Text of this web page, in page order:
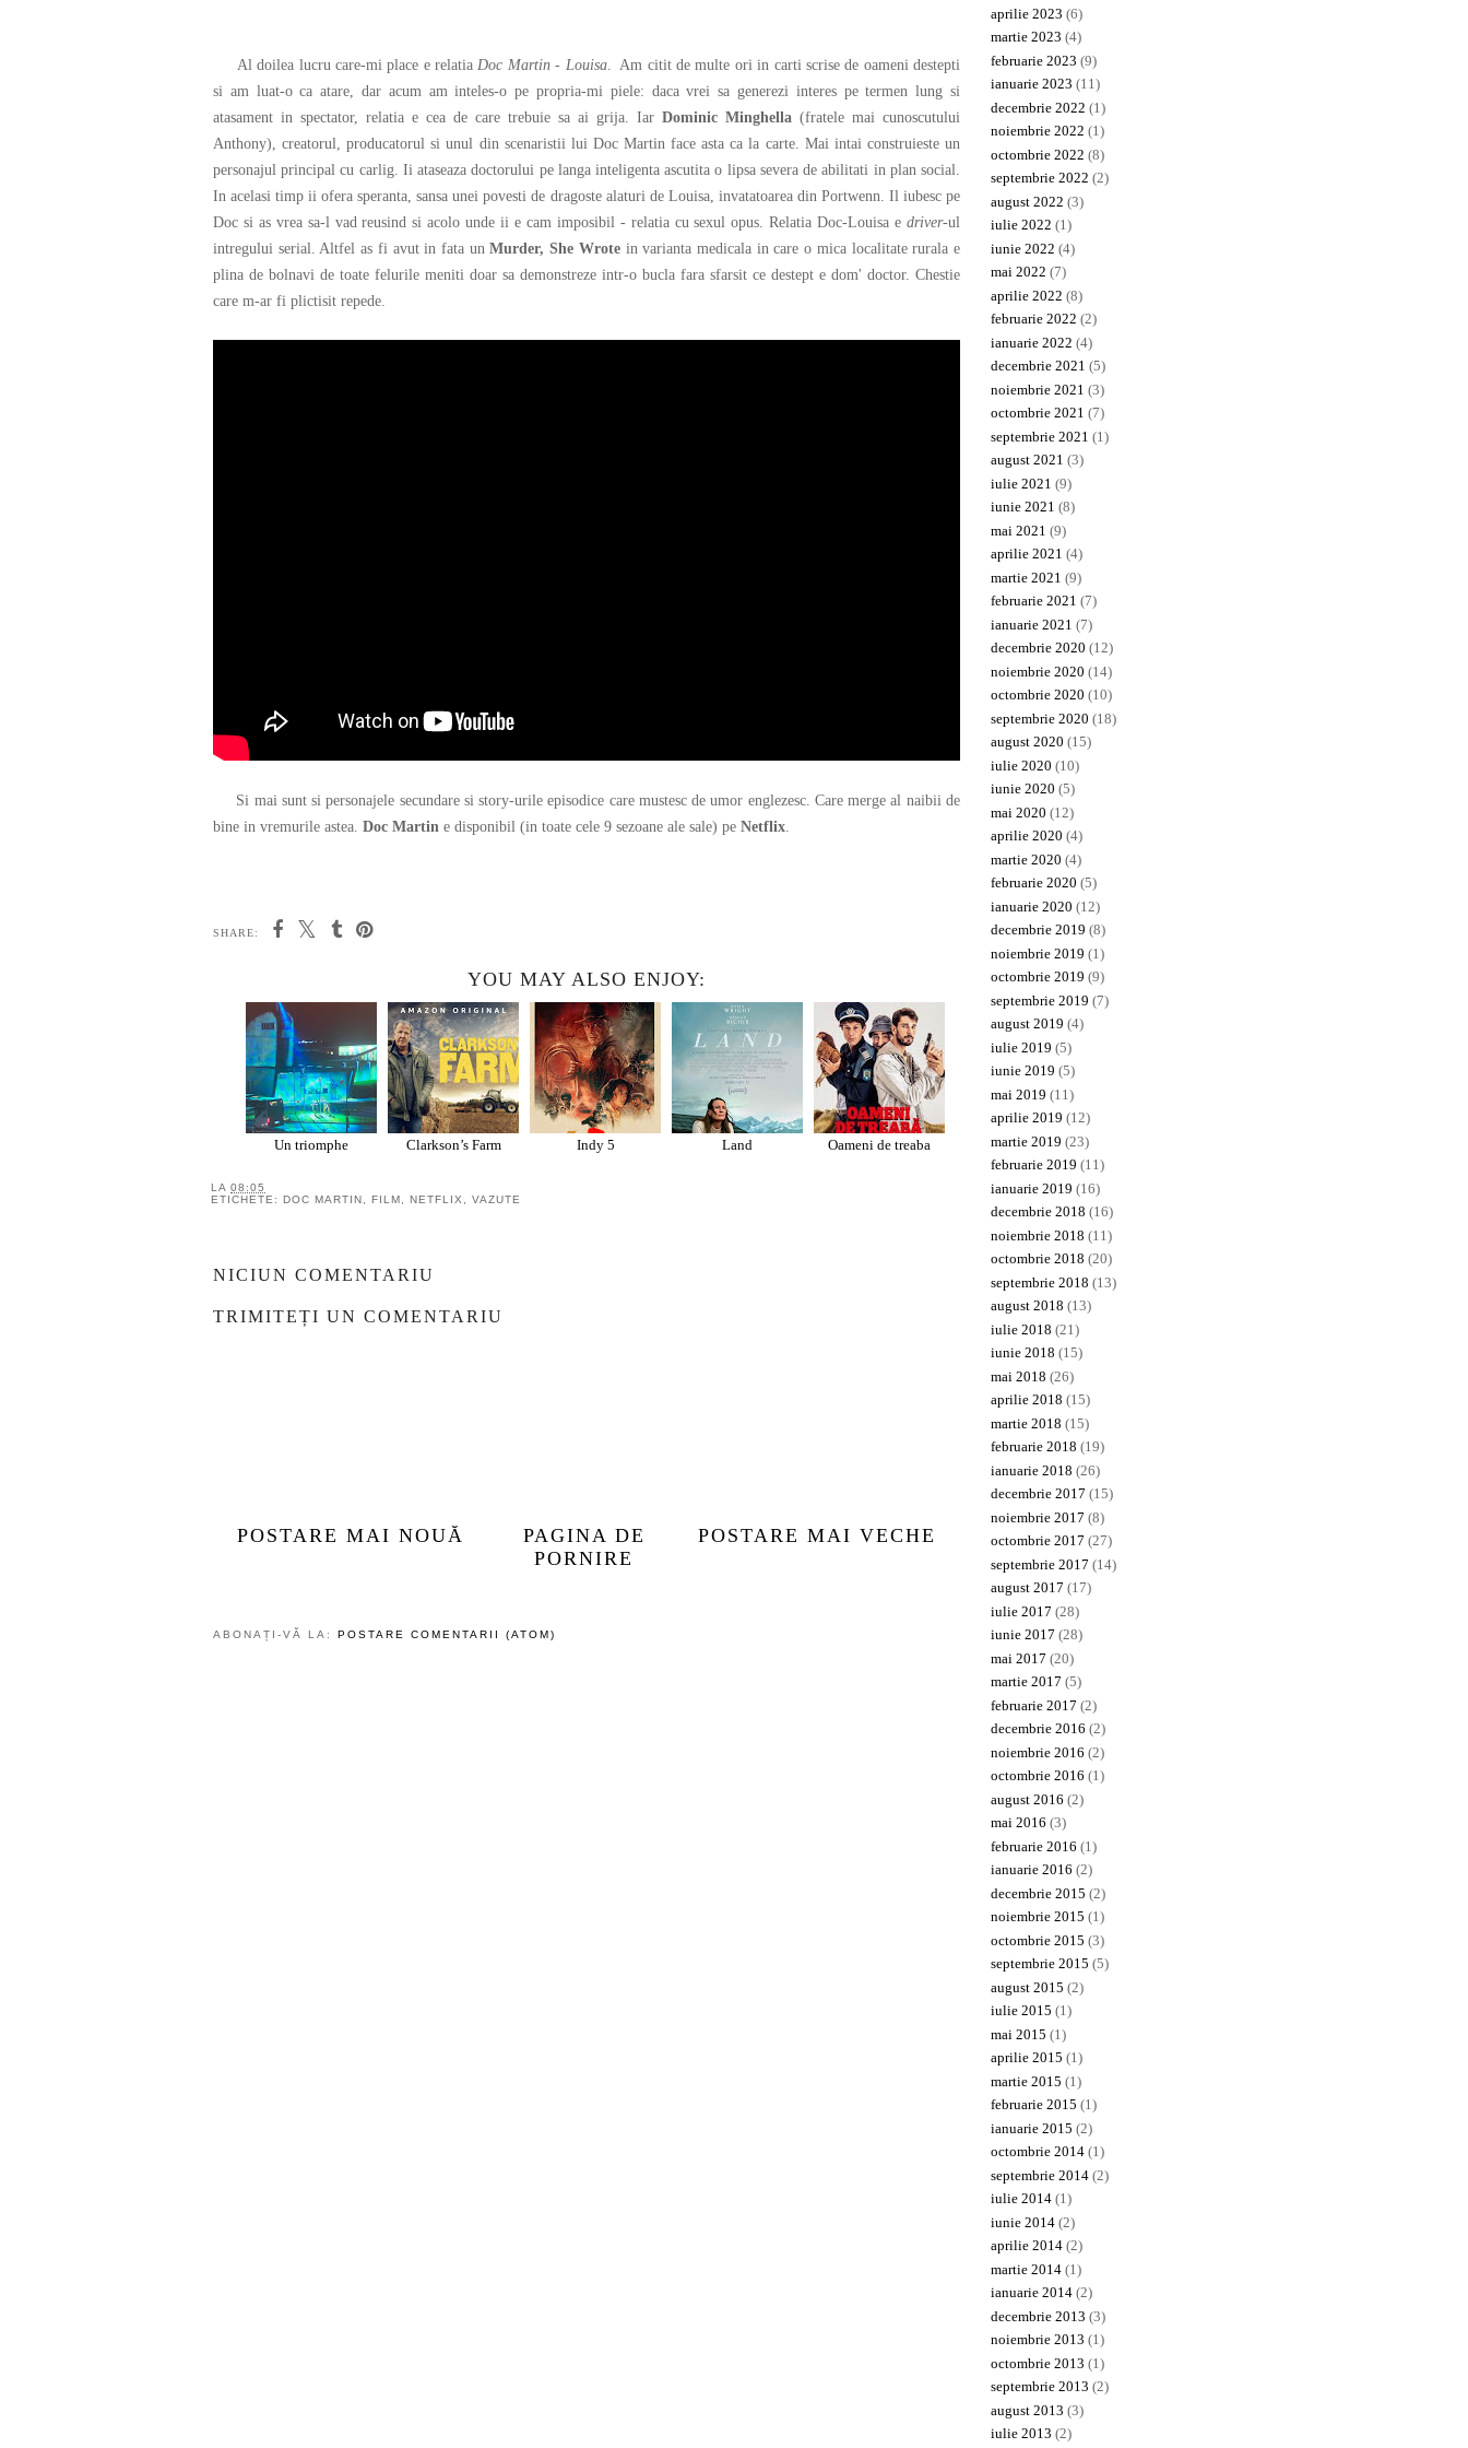
Al doilea lucru care-mi place e relatiaDoc Martin - Louisa. Am citit de multe ori in carti scrise de oameni destepti
si am luat-o ca atare, dar acum am inteles-o pe propria-mi piele: daca vrei sa generezi interes pe termen lung si
atasament in spectator, relatia e cea de care trebuie sa ai grija. Iar Dominic Minghella (fratele mai cunoscutului
Anthony), creatorul, producatorul si unul din scenaristii lui Doc Martin face asta ca la carte. Mai intai construieste un
personajul principal cu carlig. Ii ataseaza doctorului pe langa inteligenta ascutita o lipsa severa de abilitati in plan social.
In acelasi timp ii ofera speranta, sansa unei povesti de dragoste alaturi de Louisa, invatatoarea din Portwenn. Il iubesc pe
Doc si as vrea sa-l vad reusind si acolo unde ii e cam imposibil - relatia cu sexul opus. Relatia Doc-Louisa e driver-ul
intregului serial. Altfel as fi avut in fata unMurder, She Wrote in varianta medicala in care o mica localitate rurala e
plina de bolnavi de toate felurile meniti doar sa demonstreze intr-o bucla fara sfarsit ce destept e dom' doctor. Chestie
care m-ar fi plictisit repede.
Si mai sunt si personajele secundare si story-urile episodice care mustesc de umor englezesc. Care merge al naibii de
bine in vremurile astea. Doc Martin e disponibil (in toate cele 9 sezoane ale sale) pe Netflix
SHARE:
YOU MAY ALSO ENJOY:
Un triomphe Clarkson’s Farm Indy 5 Land Oameni de treaba
LA 08:05
ETICHETE: DOC MARTIN FILM NETFLIX VAZUTE
NICIUN COMENTARIU
TRIMITEȚI UN COMENTARIU
POSTARE MAI NOUĂ POSTARE MAI VECHE
PAGINA DE
PORNIRE
ABONAȚI-VĂ LA: POSTARE COMENTARII (ATOM)
aprilie 2023 (6)
martie 2023 (4)
februarie 2023 (9)
ianuarie 2023 (11)
decembrie 2022 (1)
noiembrie 2022 (1)
octombrie 2022 (8)
septembrie 2022 (2)
august 2022 (3)
iulie 2022 (1)
iunie 2022 (4)
mai 2022 (7)
aprilie 2022 (8)
februarie 2022 (2)
ianuarie 2022 (4)
decembrie 2021 (5)
noiembrie 2021 (3)
octombrie 2021 (7)
septembrie 2021 (1)
august 2021 (3)
iulie 2021 (9)
iunie 2021 (8)
mai 2021 (9)
aprilie 2021 (4)
martie 2021 (9)
februarie 2021 (7)
ianuarie 2021 (7)
decembrie 2020 (12)
noiembrie 2020 (14)
octombrie 2020 (10)
septembrie 2020 (18)
august 2020 (15)
iulie 2020 (10)
iunie 2020 (5)
mai 2020 (12)
aprilie 2020 (4)
martie 2020 (4)
februarie 2020 (5)
ianuarie 2020 (12)
decembrie 2019 (8)
noiembrie 2019 (1)
octombrie 2019 (9)
septembrie 2019 (7)
august 2019 (4)
iulie 2019 (5)
iunie 2019 (5)
mai 2019 (11)
aprilie 2019 (12)
martie 2019 (23)
februarie 2019 (11)
ianuarie 2019 (16)
decembrie 2018 (16)
noiembrie 2018 (11)
octombrie 2018 (20)
septembrie 2018 (13)
august 2018 (13)
iulie 2018 (21)
iunie 2018 (15)
mai 2018 (26)
aprilie 2018 (15)
martie 2018 (15)
februarie 2018 (19)
ianuarie 2018 (26)
decembrie 2017 (15)
noiembrie 2017 (8)
octombrie 2017 (27)
septembrie 2017 (14)
august 2017 (17)
iulie 2017 (28)
iunie 2017 (28)
mai 2017 (20)
martie 2017 (5)
februarie 2017 (2)
decembrie 2016 (2)
noiembrie 2016 (2)
octombrie 2016 (1)
august 2016 (2)
mai 2016 (3)
februarie 2016 (1)
ianuarie 2016 (2)
decembrie 2015 (2)
noiembrie 2015 (1)
octombrie 2015 (3)
septembrie 2015 (5)
august 2015 (2)
iulie 2015 (1)
mai 2015 (1)
aprilie 2015 (1)
martie 2015 (1)
februarie 2015 (1)
ianuarie 2015 (2)
octombrie 2014 (1)
septembrie 2014 (2)
iulie 2014 (1)
iunie 2014 (2)
aprilie 2014 (2)
martie 2014 (1)
ianuarie 2014 (2)
decembrie 2013 (3)
noiembrie 2013 (1)
octombrie 2013 (1)
septembrie 2013 (2)
august 2013 (3)
iulie 2013 (2)